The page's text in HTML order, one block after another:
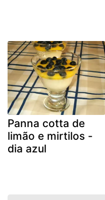
Panna cotta de
limão e mirtilos -
dia azul